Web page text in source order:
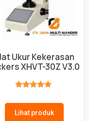
Ukur Kekerasan
XHVT-30Z V3.0
Lihat produk